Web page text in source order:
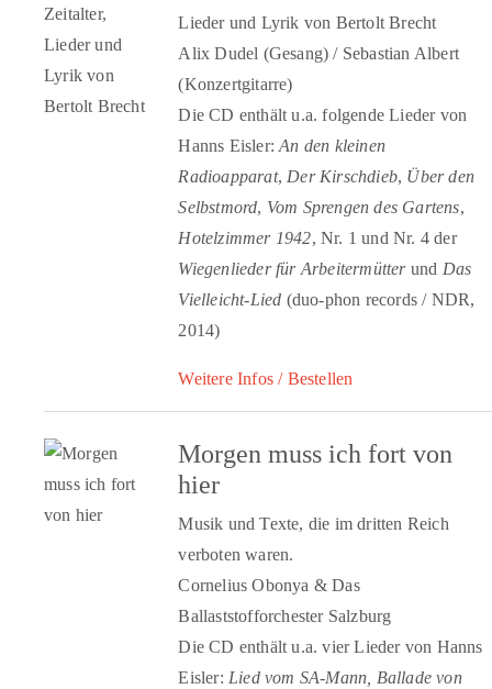
Lieder und Lyrik von Bertolt Brecht
Alix Dudel (Gesang) / Sebastian Albert
(Konzertgitarre)
Die CD enthält u.a. folgende Lieder von
Hanns Eisler:An den kleinen
Radioapparat, Der Kirschdieb, Über den
Selbstmord, Vom Sprengen des Gartens,
Hotelzimmer 1942, Nr. 1 und Nr. 4 der
Wiegenlieder für Arbeitermütterund Das
Vielleicht-Lied (duo-phon records / NDR,
2014)
Weitere Infos / Bestellen
Morgen muss ich fort von
hier
Musik und Texte, die im dritten Reich
verboten waren.
Cornelius Obonya & Das
Ballaststofforchester Salzburg
Die CD enthält u.a. vier Lieder von Hanns
Eisler: Lied vom SA-Mann, Ballade von